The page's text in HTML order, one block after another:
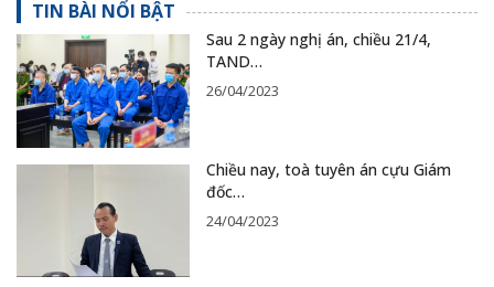
TIN BÀI NỔI BẬT
Sau 2 ngày nghị án, chiều 21/4,
TAND…
26/04/2023
Chiều nay, toà tuyên án cựu Giám
đốc…
24/04/2023